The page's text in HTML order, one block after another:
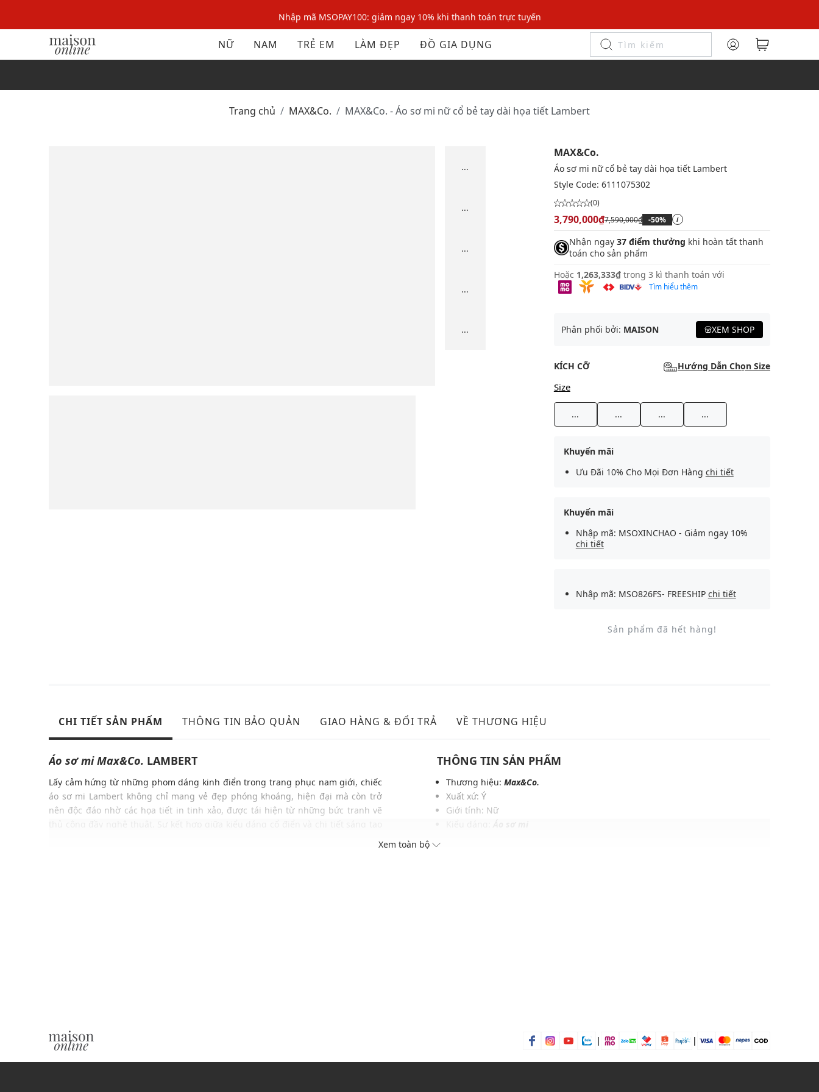
Nhập mã MSOPAY100: giảm ngay 10% khi thanh toán trực tuyến
Nhập mã: MSOXINCHAO - Giảm 10% đơn đầu cho thành viên mới!
Nhập mã MSOPAY100: giảm ngay 10% khi thanh toán trực tuyến
NỮ NAM TRẺ EM LÀM ĐẸP ĐỒ GIA DỤNG
Trang chủ MAX&Co. MAX&Co. - Áo sơ mi nữ cổ bẻ tay dài họa tiết Lambert
...
...
...
...
...
MAX&Co.
Áo sơ mi nữ cổ bẻ tay dài họa tiết Lambert
Style Code: 6111075302
(0)
3,790,000₫7,590,000₫ -50% i
Nhận ngay 37 điểm thưởng khi hoàn tất thanh
toán cho sản phẩm
Hoặc 1,263,333₫ trong 3 kì thanh toán với
Tìm hiểu thêm
Phân phối bởi: MAISON XEM SHOP
KÍCH CỠ Hướng Dẫn Chọn Size
Size
... ... ... ...
Khuyến mãi
Ưu Đãi 10% Cho Mọi Đơn Hàng chi tiết
Khuyến mãi
Nhập mã: MSOXINCHAO - Giảm ngay 10%
chi tiết
Nhập mã: MSO826FS- FREESHIP chi tiết
Sản phẩm đã hết hàng!
CHI TIẾT SẢN PHẨM THÔNG TIN BẢO QUẢN GIAO HÀNG & ĐỔI TRẢ VỀ THƯƠNG HIỆU
Áo sơ mi Max&Co. LAMBERT
Lấy cảm hứng từ những phom dáng kinh điển trong trang phục nam giới, chiếc
áo sơ mi Lambert không chỉ mang vẻ đẹp phóng khoáng, hiện đại mà còn trở
nên độc đáo nhờ các họa tiết in tinh xảo, được tái hiện từ những bức tranh vẽ
THÔNG TIN SẢN PHẨM
Thương hiệu: Max&Co.
Xuất xứ: Ý
Giới tính: Nữ
Xem toàn bộ
| |